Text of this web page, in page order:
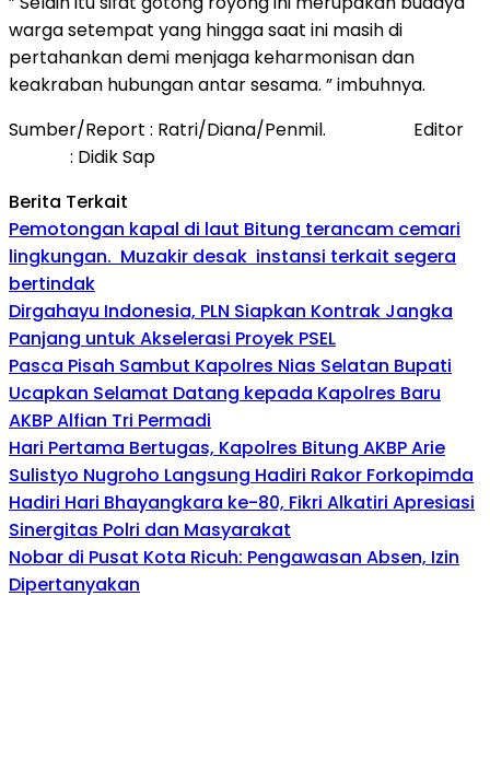
warga setempat yang hingga saat ini masih di
pertahankan demi menjaga keharmonisan dan
keakraban hubungan antar sesama. ” imbuhnya.
Sumber/Report : Ratri/Diana/Penmil. Editor
: Didik Sap
Berita Terkait
Pemotongan kapal di laut Bitung terancam cemari
lingkungan. Muzakir desak instansi terkait segera
bertindak
Dirgahayu Indonesia, PLN Siapkan Kontrak Jangka
Panjang untuk Akselerasi Proyek PSEL
Pasca Pisah Sambut Kapolres Nias Selatan Bupati
Ucapkan Selamat Datang kepada Kapolres Baru
AKBP Alfian Tri Permadi
Hari Pertama Bertugas, Kapolres Bitung AKBP Arie
Sulistyo Nugroho Langsung Hadiri Rakor Forkopimda
Hadiri Hari Bhayangkara ke-80, Fikri Alkatiri Apresiasi
Sinergitas Polri dan Masyarakat
Nobar di Pusat Kota Ricuh: Pengawasan Absen, Izin
Dipertanyakan